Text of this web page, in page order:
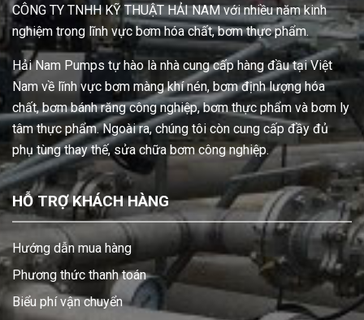
CÔNG TY TNHH KỸ THUẬT HẢI NAM với nhiều năm kinh
nghiệm trong lĩnh vực bơm hóa chất, bơm thực phẩm.
Hải Nam Pumps tự hào là nhà cung cấp hàng đầu tại Việt
Nam về lĩnh vực bơm màng khí nén, bơm định lượng hóa
chất, bơm bánh răng công nghiệp, bơm thực phẩm và bơm ly
tâm thực phẩm. Ngoài ra, chúng tôi còn cung cấp đầy đủ
phụ tùng thay thế, sửa chữa bơm công nghiệp.
HỖ TRỢ KHÁCH HÀNG
Hướng dẫn mua hàng
Phương thức thanh toán
Biểu phí vận chuyển